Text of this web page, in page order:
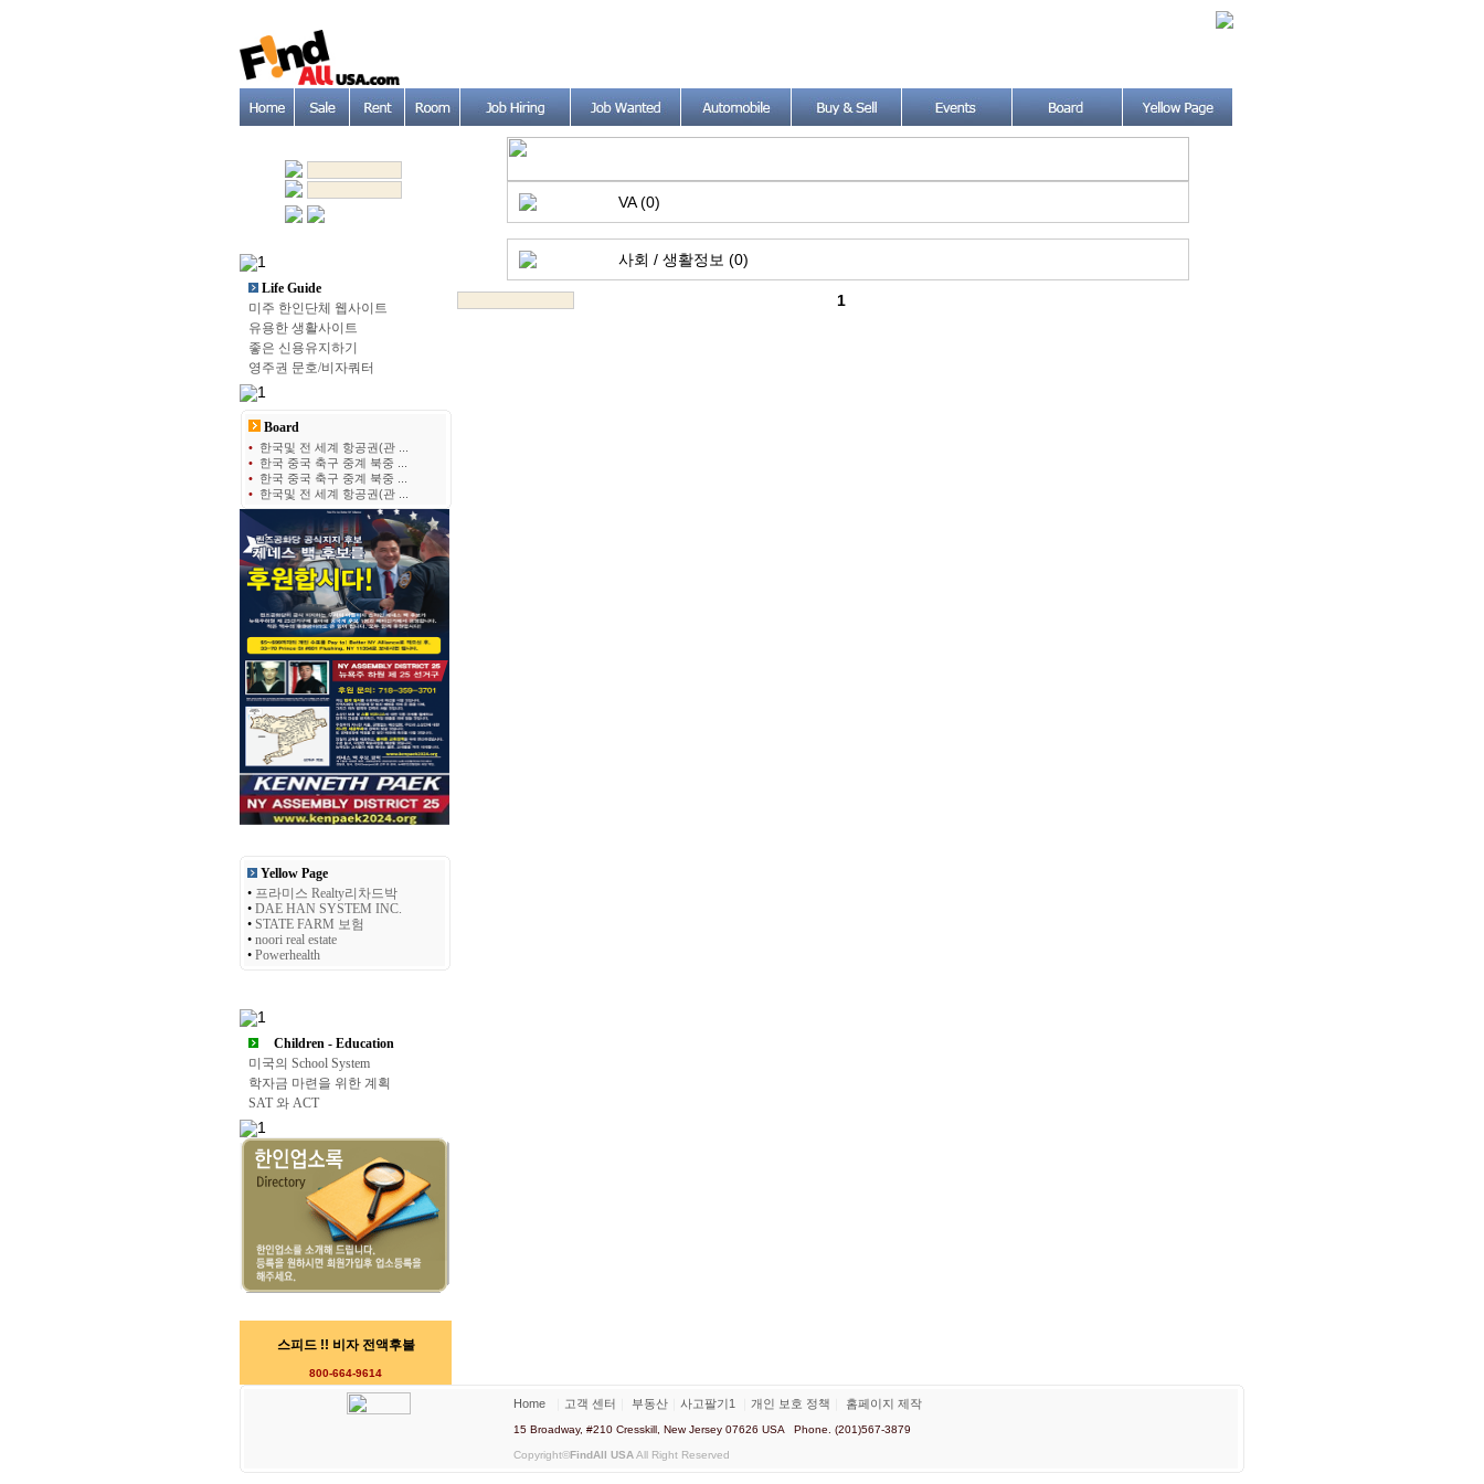
Life Guide
미주 한인단체 웹사이트
유용한 생활사이트
좋은 신용유지하기
영주권 문호/비자쿼터
Board
• 한국및 전 세계 항공권(관 ...
• 한국 중국 축구 중계 북중 ...
• 한국 중국 축구 중계 북중 ...
• 한국및 전 세계 항공권(관 ...
Yellow Page
• 프라미스 Realty리차드박
• DAE HAN SYSTEM INC.
• STATE FARM 보험
• noori real estate
• Powerhealth
Children - Education
미국의 School System
학자금 마련을 위한 계획
SAT 와 ACT
스피드 !! 비자 전액후불
800-664-9614
VA (0)
사회 / 생활정보 (0)
1
Home 고객 센터 부동산 사고팔기1 개인 보호 정책 홈페이지 제작
15 Broadway, #210 Cresskill, New Jersey 07626 USA Phone. (201)567-3879
Copyright©FindAll USAAll Right Reserved